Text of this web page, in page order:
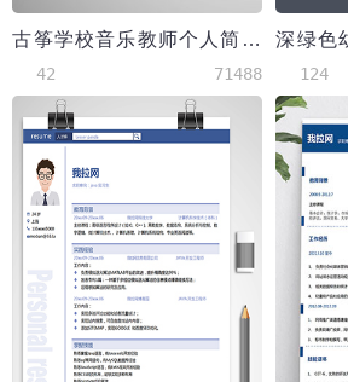
古筝学校音乐教师个人简历模板
42 71488 124